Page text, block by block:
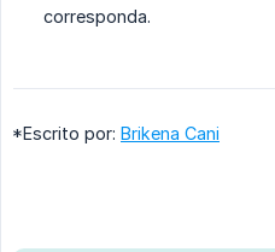
corresponda.
*Escrito por: Brikena Cani